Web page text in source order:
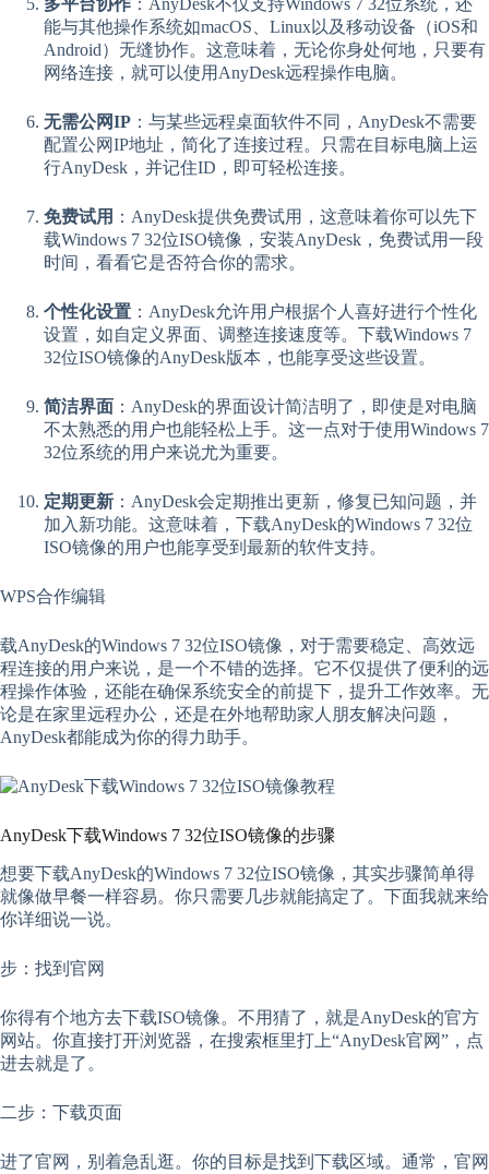
能与其他操作系统如macOS、Linux以及移动设备（iOS和
Android）无缝协作。这意味着，无论你身处何地，只要有
网络连接，就可以使用AnyDesk远程操作电脑。
无需公网IP ：与某些远程桌面软件不同，AnyDesk不需要
配置公网IP地址，简化了连接过程。只需在目标电脑上运
行AnyDesk，并记住ID，即可轻松连接。
免费试用 ：AnyDesk提供免费试用，这意味着你可以先下
载Windows 7 32位ISO镜像，安装AnyDesk，免费试用一段
时间，看看它是否符合你的需求。
个性化设置 ：AnyDesk允许用户根据个人喜好进行个性化
设置，如自定义界面、调整连接速度等。下载Windows 7
32位ISO镜像的AnyDesk版本，也能享受这些设置。
简洁界面 ：AnyDesk的界面设计简洁明了，即使是对电脑
不太熟悉的用户也能轻松上手。这一点对于使用Windows 7
32位系统的用户来说尤为重要。
定期更新 ：AnyDesk会定期推出更新，修复已知问题，并
加入新功能。这意味着，下载AnyDesk的Windows 7 32位
ISO镜像的用户也能享受到最新的软件支持。
WPS合作编辑
载AnyDesk的Windows 7 32位ISO镜像，对于需要稳定、高效远
程连接的用户来说，是一个不错的选择。它不仅提供了便利的远
程操作体验，还能在确保系统安全的前提下，提升工作效率。无
论是在家里远程办公，还是在外地帮助家人朋友解决问题，
AnyDesk都能成为你的得力助手。
AnyDesk下载Windows 7 32位ISO镜像的步骤
想要下载AnyDesk的Windows 7 32位ISO镜像，其实步骤简单得
就像做早餐一样容易。你只需要几步就能搞定了。下面我就来给
你详细说一说。
步：找到官网
你得有个地方去下载ISO镜像。不用猜了，就是AnyDesk的官方
网站。你直接打开浏览器，在搜索框里打上“AnyDesk官网”，点
进去就是了。
二步：下载页面
进了官网，别着急乱逛。你的目标是找到下载区域。通常，官网